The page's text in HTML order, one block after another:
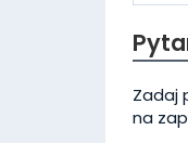
Zadaj
na